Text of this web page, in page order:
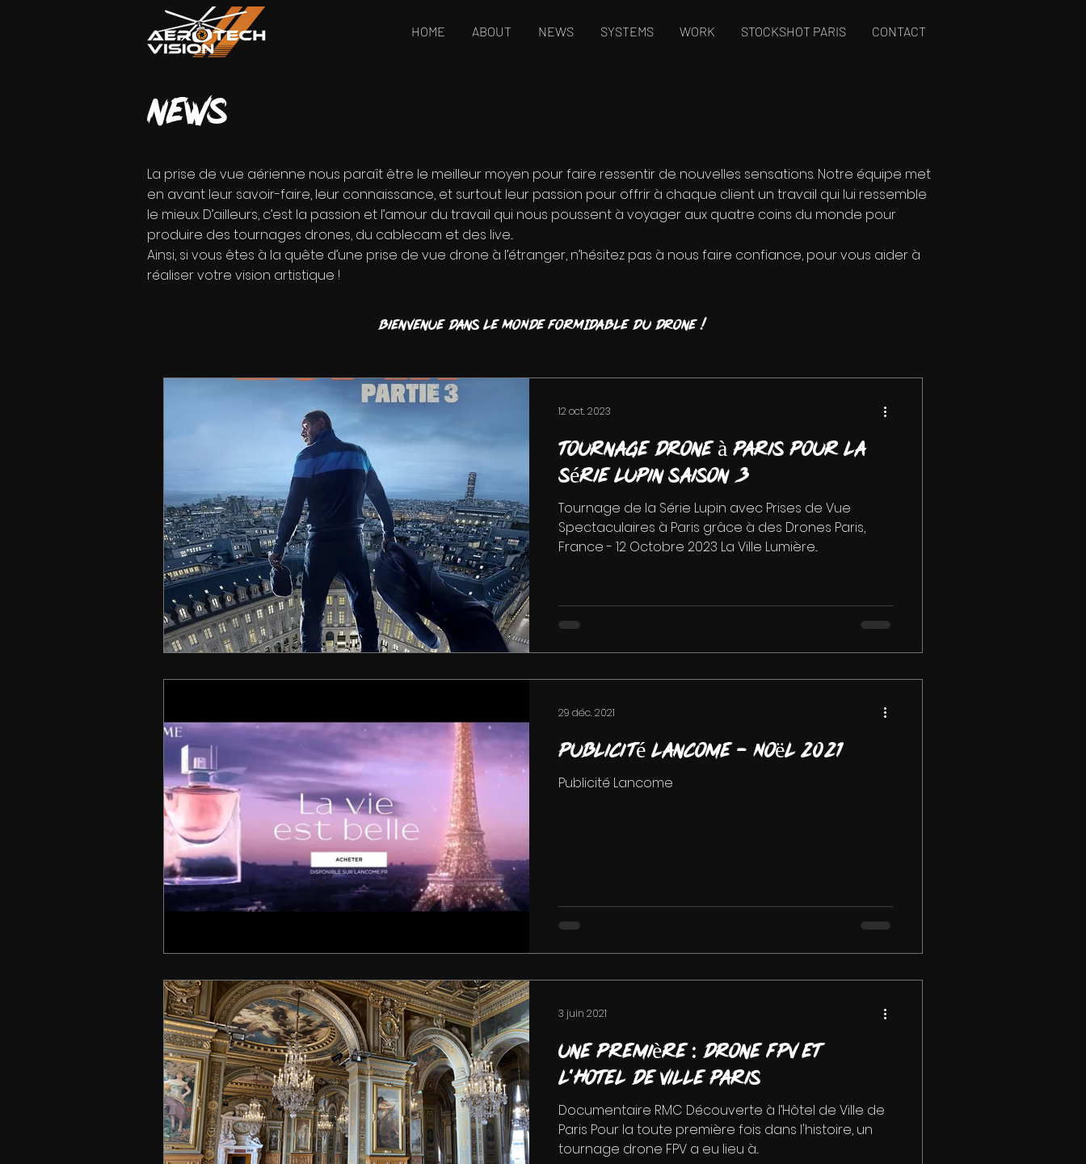
HOME ABOUT NEWS SYSTEMS WORK STOCKSHOT PARIS CONTACT
news
La prise de vue aérienne nous paraît être le meilleur moyen pour faire ressentir de nouvelles sensations. Notre équipe met
en avant leur savoir-faire, leur connaissance, et surtout leur passion pour offrir à chaque client un travail qui lui ressemble
le mieux. D’ailleurs, c’est la passion et l’amour du travail qui nous poussent à voyager aux quatre coins du monde pour
produire des tournages drones, du cablecam et des live...
Ainsi, si vous êtes à la quête d’une prise de vue drone à l’étranger, n’hésitez pas à nous faire confiance, pour vous aider à
réaliser votre vision artistique !
Bienvenue dans LE MONDE FORMIDABLE du drone !
Tournage drone à Paris pour la
série Lupin saison 3
Tournage de la Série Lupin avec Prises de Vue
Spectaculaires à Paris grâce à des Drones Paris,
France - 12 Octobre 2023 La Ville Lumière...
12 oct. 2023
Publicité Lancome - Noël 2021
Publicité Lancome
29 déc. 2021
Une première : drone FPV et
l'Hotel de Ville Paris
Documentaire RMC Découverte à l’Hôtel de Ville de
Paris Pour la toute première fois dans l'histoire, un
tournage drone FPV a eu lieu à...
3 juin 2021